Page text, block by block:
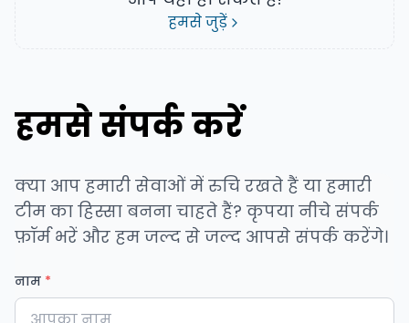
हमसे जुड़ें
हमसे संपर्क करें
क्या आप हमारी सेवाओं में रुचि रखते हैं या हमारी
टीम का हिस्सा बनना चाहते हैं? कृपया नीचे संपर्क
फ़ॉर्म भरें और हम जल्द से जल्द आपसे संपर्क करेंगे।
नाम *